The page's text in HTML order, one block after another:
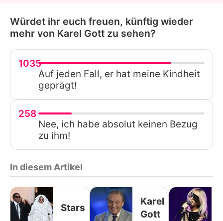
Würdet ihr euch freuen, künftig wieder
mehr von Karel Gott zu sehen?
1035
Auf jeden Fall, er hat meine Kindheit
geprägt!
258
Nee, ich habe absolut keinen Bezug
zu ihm!
In diesem Artikel
Stars
Karel
Gott